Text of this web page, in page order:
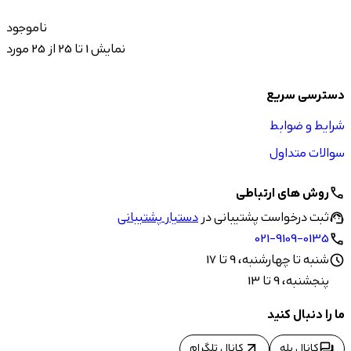
ناموجود
نمایش 1 تا 25 از 25 مورد
دسترسی سریع
شرایط و ضوابط
سوالات متداول
callروش های ارتباطی
support_agentثبت درخواست پشتیبانی دردستیار پشتیبانی
call
021-9109-0135
scheduleشنبه تا چهارشنبه، 9 تا 17
پنجشنبه، 9 تا 13
ما را دنبال کنید